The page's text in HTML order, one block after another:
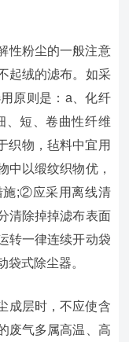
性粉尘的一般注意
起绒的滤布。如采
原则是：a、化纤
、短、卷曲性纤维
织物，毡料中宜用
中以缎纹织物优，
施;②应采用离线清
清除掉掉滤布表面
转一律连续开动袋
袋式除尘器。
成层时，不应使含
废气多属高温、高